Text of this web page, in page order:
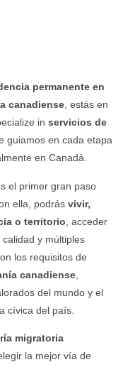
permanente en
canadiense, estás en
in servicios de
guiamos en cada etapa
en Canadá.
el primer gran paso
ella, podrás vivir,
o territorio , acceder
y múltiples
los requisitos de
canadiense
del mundo y el
cívica del país.
migratoria
la mejor vía de